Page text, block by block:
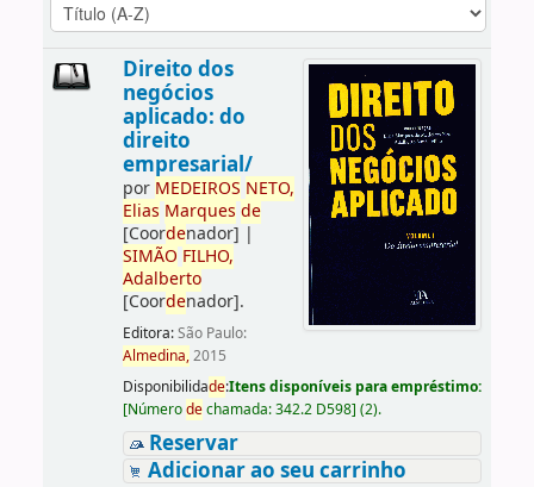
Direito dos
negócios
aplicado: do
direito
empresarial/
por MEDEIROS NETO,
Elias Marques de
[Coordenador] |
SIMÃO FILHO,
Adalberto
[Coordenador].
Editora:São Paulo:
Almedina,2015
Disponibilidade:Itens disponíveis para empréstimo:
[Númerodechamada:342.2 D598] (2).
Reservar
Adicionar ao seu carrinho